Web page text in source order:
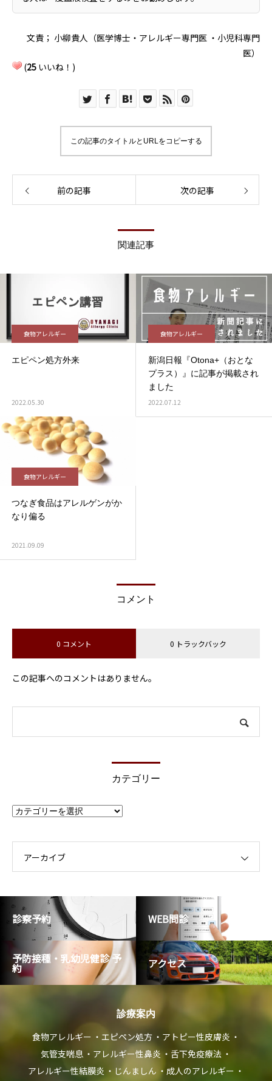
文責； 小柳貴人（医学博士・アレルギー専門医 ・小児科専門
医）
(25 いいね！)
この記事のタイトルとURLをコピーする
前の記事 次の記事
関連記事
食物アレルギー
エピペン処方外来
2022.05.30
食物アレルギー
新潟日報『Otona+（おとな
プラス）』に記事が掲載され
ました
2022.07.12
食物アレルギー
つなぎ食品はアレルゲンがか
なり偏る
2021.09.09
コメント
0 コメント 0 トラックバック
この記事へのコメントはありません。
カテゴリー
カ
テ
ー
アーカイブ
診察予約 WEB問診
予防接種・乳幼児健診 予
約 アクセス
診療案内
食物アレルギー エピペン処方
アトピー性皮膚炎
気管支喘息
アレルギー性鼻炎
舌下免疫療法
アレルギー性結膜炎
じんましん
成人のアレルギー